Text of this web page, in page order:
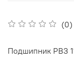
(0)
Подшипник РВЗ